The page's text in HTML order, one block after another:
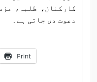
کارکنان، طلبہ،
دعوت دی جاتی ہے۔
Print